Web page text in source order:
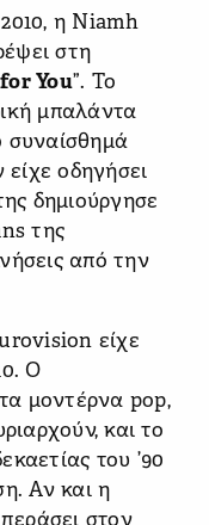
η Niamh
στη
You”. Το
μπαλάντα
συναίσθημά
είχε οδηγήσει
δημιούργησε
της
από την
είχε
Ο
τα μοντέρνα pop,
και το
του ’90
Αν και η